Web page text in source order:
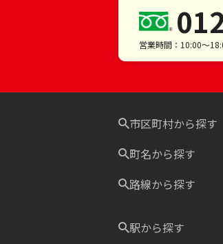
営業時間：10:00～
市区町村から探す
町名から探す
路線から探す
駅から探す